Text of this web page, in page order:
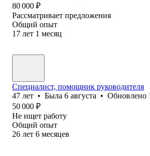
80 000 ₽
Рассматривает предложения
Общий опыт
17 лет 1 месяц
Специалист, помощник руководителя
47 лет • Была 6 августа • Обновлено
50 000 ₽
Не ищет работу
Общий опыт
26 лет 6 месяцев